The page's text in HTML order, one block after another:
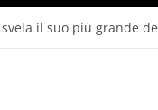
il suo più grande